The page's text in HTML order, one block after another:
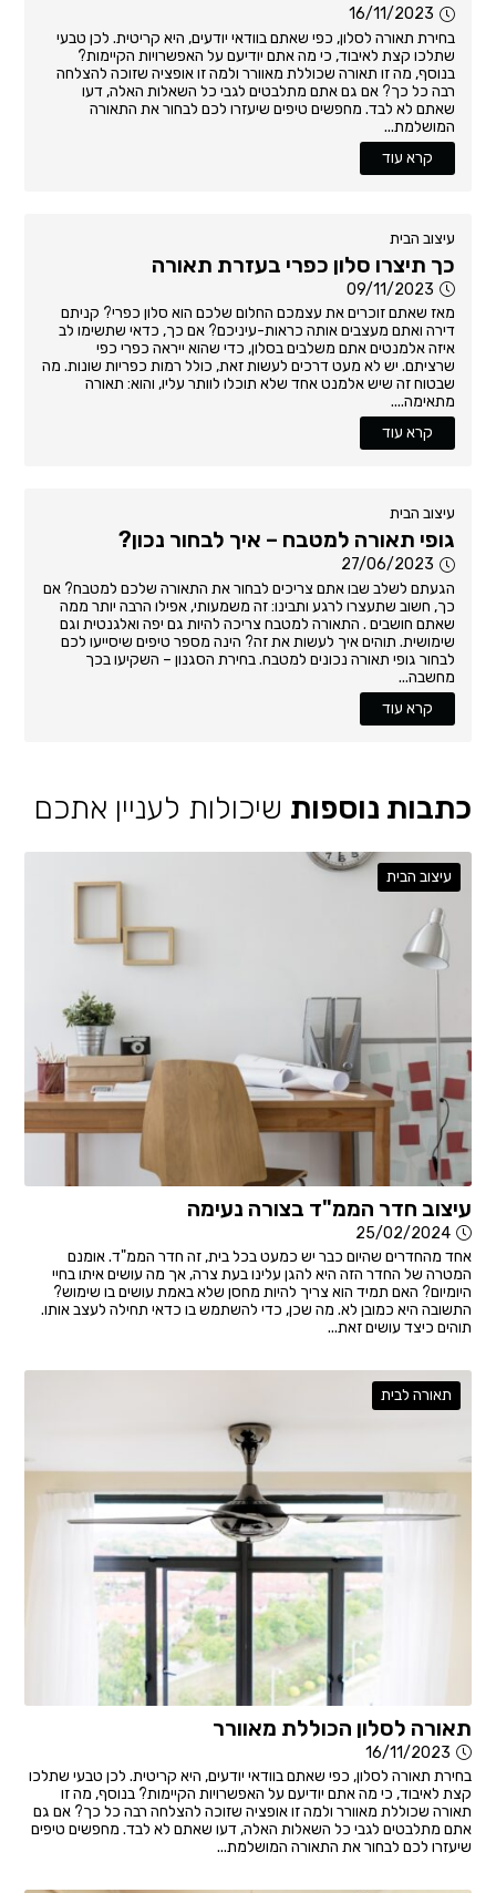
16/11/2023
בחירת תאורה לסלון, כפי שאתם בוודאי יודעים, היא קריטית. לכן טבעי
שתלכו קצת לאיבוד, כי מה אתם יודיעם על האפשרויות הקיימות?
בנוסף, מה זו תאורה שכוללת מאוורר ולמה זו אופציה שזוכה להצלחה
רבה כל כך? אם גם אתם מתלבטים לגבי כל השאלות האלה, דעו
שאתם לא לבד. מחפשים טיפים שיעזרו לכם לבחור את התאורה
המושלמת...
קרא עוד
עיצוב הבית
כך תיצרו סלון כפרי בעזרת תאורה
09/11/2023
מאז שאתם זוכרים את עצמכם החלום שלכם הוא סלון כפרי? קניתם
דירה ואתם מעצבים אותה כראות-עיניכם? אם כך, כדאי שתשימו לב
איזה אלמנטים אתם משלבים בסלון, כדי שהוא ייראה כפרי כפי
שרציתם. יש לא מעט דרכים לעשות זאת, כולל רמות כפריות שונות. מה
שבטוח זה שיש אלמנט אחד שלא תוכלו לוותר עליו, והוא: תאורה
מתאימה....
קרא עוד
עיצוב הבית
גופי תאורה למטבח – איך לבחור נכון?
27/06/2023
הגעתם לשלב שבו אתם צריכים לבחור את התאורה שלכם למטבח? אם
כך, חשוב שתעצרו לרגע ותבינו: זה משמעותי, אפילו הרבה יותר ממה
שאתם חושבים . התאורה למטבח צריכה להיות גם יפה ואלגנטית וגם
שימושית. תוהים איך לעשות את זה? הינה מספר טיפים שיסייעו לכם
לבחור גופי תאורה נכונים למטבח. בחירת הסגנון – השקיעו בכך
מחשבה...
קרא עוד
כתבות נוספות שיכולות לעניין אתכם
עיצוב הבית
עיצוב חדר הממ"ד בצורה נעימה
25/02/2024
אחד מהחדרים שהיום כבר יש כמעט בכל בית, זה חדר הממ"ד. אומנם
המטרה של החדר הזה היא להגן עלינו בעת צרה, אך מה עושים איתו בחיי
היומיום? האם תמיד הוא צריך להיות מחסן שלא באמת עושים בו שימוש?
התשובה היא כמובן לא. מה שכן, כדי להשתמש בו כדאי תחילה לעצב אותו.
תוהים כיצד עושים זאת...
תאורה לבית
תאורה לסלון הכוללת מאוורר
16/11/2023
בחירת תאורה לסלון, כפי שאתם בוודאי יודעים, היא קריטית. לכן טבעי שתלכו
קצת לאיבוד, כי מה אתם יודיעם על האפשרויות הקיימות? בנוסף, מה זו
תאורה שכוללת מאוורר ולמה זו אופציה שזוכה להצלחה רבה כל כך? אם גם
אתם מתלבטים לגבי כל השאלות האלה, דעו שאתם לא לבד. מחפשים טיפים
שיעזרו לכם לבחור את התאורה המושלמת...